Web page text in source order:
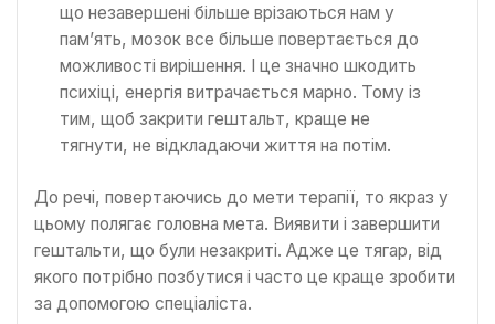
що незавершені більше врізаються нам у
пам’ять, мозок все більше повертається до
можливості вирішення. І це значно шкодить
психіці, енергія витрачається марно. Тому із
тим, щоб закрити гештальт, краще не
тягнути, не відкладаючи життя на потім.
До речі, повертаючись до мети терапії, то якраз у
цьому полягає головна мета. Виявити і завершити
гештальти, що були незакриті. Адже це тягар, від
якого потрібно позбутися і часто це краще зробити
за допомогою спеціаліста.